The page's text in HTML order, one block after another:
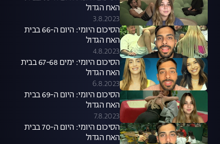
האח הגדול
3.8.2023
הסיכום היומי: היום ה-66 בבית
האח הגדול
4.8.2023
הסיכום היומי: ימים 67-68 בבית
האח הגדול
6.8.2023
הסיכום היומי: היום ה-69 בבית
האח הגדול
7.8.2023
הסיכום היומי: היום ה-70 בבית
האח הגדול